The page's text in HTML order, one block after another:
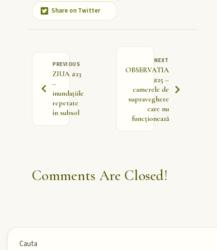
Share on Twitter
PREVIOUS
ZIUA #23
–
inundațiile
repetate
în subsol
NEXT
OBSERVATIA
#25 –
camerele de
supraveghere
care nu
funcționează
Comments Are Closed!
Cauta